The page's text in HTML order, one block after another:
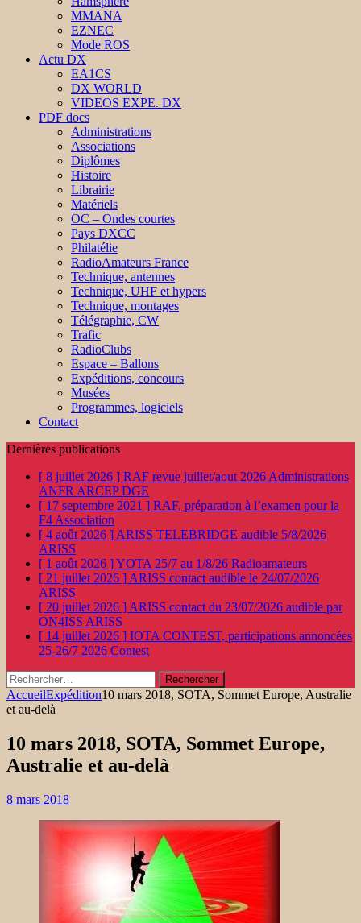
MMANA
EZNEC
Mode ROS
Actu DX
EA1CS
DX WORLD
VIDEOS EXPE. DX
PDF docs
Administrations
Associations
Diplômes
Histoire
Librairie
Matériels
OC – Ondes courtes
Pays DXCC
Philatélie
RadioAmateurs France
Technique, antennes
Technique, UHF et hypers
Technique, montages
Télégraphie, CW
Trafic
RadioClubs
Espace – Ballons
Expéditions, concours
Musées
Programmes, logiciels
Contact
Dernières publications
[ 8 juillet 2026 ] RAF revue juillet/aout 2026 Administrations
ANFR ARCEP DGE
[ 17 septembre 2021 ] RAF, préparation à l’examen pour la
F4 Association
[ 4 août 2026 ] ARISS TELEBRIDGE audible 5/8/2026
ARISS
[ 1 août 2026 ]YOTA 25/7 au 1/8/26 Radioamateurs
[ 21 juillet 2026 ] ARISS contact audible le 24/07/2026
ARISS
[ 20 juillet 2026 ] ARISS contact du 23/07/2026 audible par
ON4ISS ARISS
[ 14 juillet 2026 ] IOTA CONTEST, participations annoncées
25-26/7 2026 Contest
Rechercher :
AccueilExpédition10 mars 2018, SOTA, Sommet Europe, Australie
et au-delà
10 mars 2018, SOTA, Sommet Europe,
Australie et au-delà
8 mars 2018